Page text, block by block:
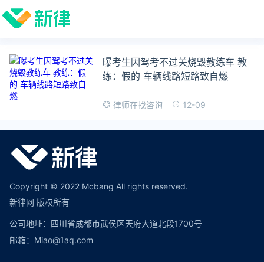
曝考生因驾考不过关烧毁教练车 教
练：假的 车辆线路短路致自燃
律师在找咨询 12-09
Copyright © 2022 Mcbang All rights reserved.
新律网 版权所有
公司地址：四川省成都市武侯区天府大道北段1700号
邮箱：Miao@1aq.com